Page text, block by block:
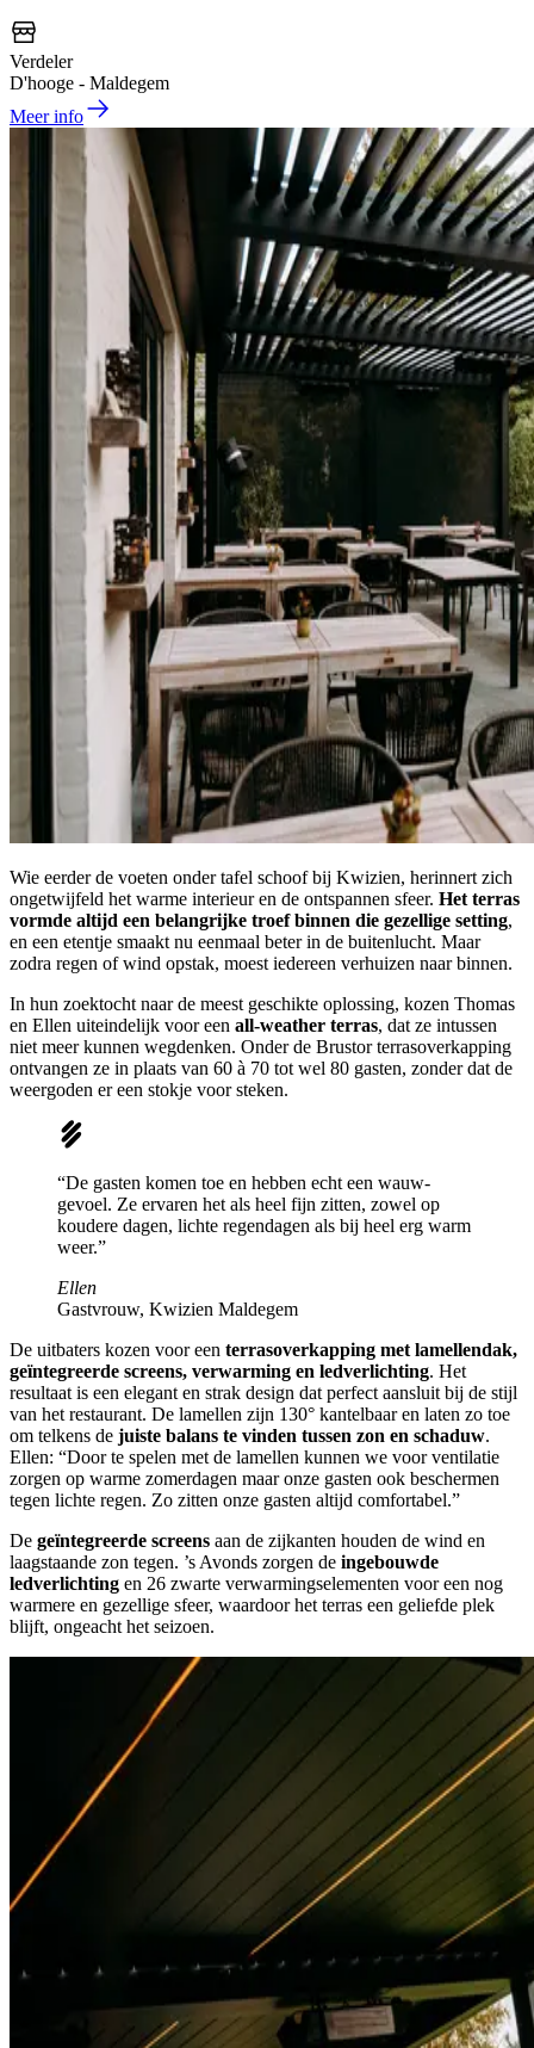
Verdeler
D'hooge - Maldegem
Meer info
Wie eerder de voeten onder tafel schoof bij Kwizien, herinnert zich
ongetwijfeld het warme interieur en de ontspannen sfeer. Het terras
vormde altijd een belangrijke troef binnen die gezellige setting,
en een etentje smaakt nu eenmaal beter in de buitenlucht. Maar
zodra regen of wind opstak, moest iedereen verhuizen naar binnen.
In hun zoektocht naar de meest geschikte oplossing, kozen Thomas
en Ellen uiteindelijk voor een all-weather terras, dat ze intussen
niet meer kunnen wegdenken. Onder de Brustor terrasoverkapping
ontvangen ze in plaats van 60 à 70 tot wel 80 gasten, zonder dat de
weergoden er een stokje voor steken.
“De gasten komen toe en hebben echt een wauw-
gevoel. Ze ervaren het als heel fijn zitten, zowel op
koudere dagen, lichte regendagen als bij heel erg warm
weer.”
Ellen
Gastvrouw, Kwizien Maldegem
De uitbaters kozen voor een terrasoverkapping met lamellendak,
geïntegreerde screens, verwarming en ledverlichting. Het
resultaat is een elegant en strak design dat perfect aansluit bij de stijl
van het restaurant. De lamellen zijn 130° kantelbaar en laten zo toe
om telkens de juiste balans te vinden tussen zon en schaduw.
Ellen: “Door te spelen met de lamellen kunnen we voor ventilatie
zorgen op warme zomerdagen maar onze gasten ook beschermen
tegen lichte regen. Zo zitten onze gasten altijd comfortabel.”
De geïntegreerde screens aan de zijkanten houden de wind en
laagstaande zon tegen. ’s Avonds zorgen de ingebouwde
ledverlichting en 26 zwarte verwarmingselementen voor een nog
warmere en gezellige sfeer, waardoor het terras een geliefde plek
blijft, ongeacht het seizoen.